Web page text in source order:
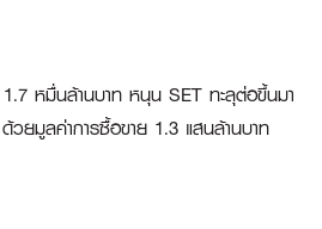
หมื่นล้านบาท หนุน SET ทะลุต่อขึ้นมา
ยมูลค่าการซื้อขาย 1.3 แสนล้านบาท